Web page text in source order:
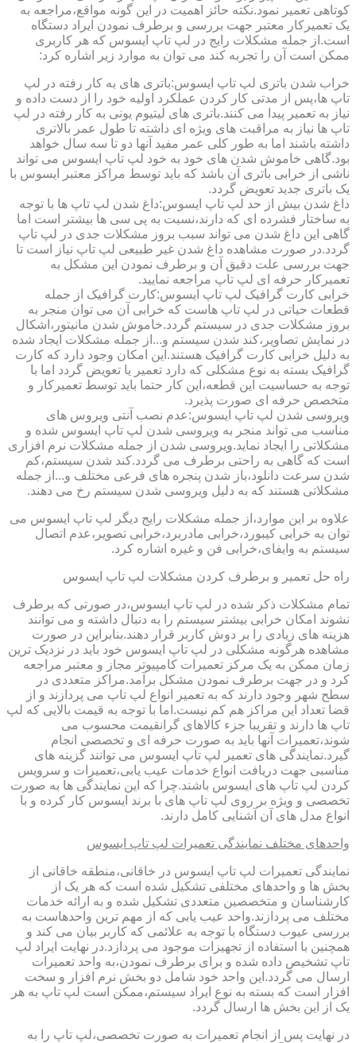
کوتاهی تعمیر نمود.نکته حائز اهمیت در این گونه مواقع،مراجعه به
یک تعمیرکار معتبر جهت بررسی و برطرف نمودن ایراد دستگاه
است.از جمله مشکلات رایج در لپ تاپ ایسوس که هر کاربری
ممکن است آن را تجربه کند می توان به موارد زیر اشاره کرد:
خراب شدن باتری لپ تاپ ایسوس:باتری های به کار رفته در لپ
تاپ ها،پس از مدتی کار کردن عملکرد اولیه خود را از دست داده و
نیاز به تعمیر پیدا می کنند.باتری های لیتیوم یونی به کار رفته در لپ
تاپ ها نیاز به مراقبت های ویژه ای داشته تا طول عمر بالاتری
داشته باشند اما به طور کلی عمر مفید آنها دو تا سه سال خواهد
بود.گاهی خاموش شدن های خود به خود لپ تاپ ایسوس می تواند
ناشی از خرابی باتری آن باشد که باید توسط مراکز معتبر ایسوس با
یک باتری جدید تعویض گردد.
داغ شدن بیش از حد لپ تاپ ایسوس:داغ شدن لپ تاپ ها با توجه
به ساختار فشرده ای که دارند،نسبت به پی سی ها بیشتر است اما
گاهی این داغ شدن می تواند سبب بروز مشکلات جدی در لپ تاپ
گردد.در صورت مشاهده داغ شدن غیر طبیعی لپ تاپ نیاز است تا
جهت بررسی علت دقیق آن و برطرف نمودن این مشکل به
تعمیرکار حرفه ای لپ تاپ مراجعه نمایید.
خرابی کارت گرافیک لپ تاپ ایسوس:کارت گرافیک از جمله
قطعات حیاتی در لپ تاپ هاست که خرابی آن می توان منجر به
بروز مشکلات جدی در سیستم گردد.خاموش شدن مانیتور،اشکال
در نمایش تصاویر،کند شدن سیستم و...از جمله مشکلات ایجاد شده
به دلیل خرابی کارت گرافیک هستند.این امکان وجود دارد که کارت
گرافیک بسته به نوع مشکلی که دارد تعمیر یا تعویض گردد اما با
توجه به حساسیت این قطعه،این کار حتما باید توسط تعمیرکار و
متخصص حرفه ای صورت پذیرد.
ویروسی شدن لپ تاپ ایسوس:عدم نصب آنتی ویروس های
مناسب می تواند منجر به ویروسی شدن لپ تاپ ایسوس شده و
مشکلاتی را ایجاد نماید.ویروسی شدن از جمله مشکلات نرم افزاری
است که گاهی به راحتی برطرف می گردد.کند شدن سیستم،کم
شدن سرعت دانلود،باز شدن پنجره های فرعی مختلف و...از جمله
مشکلاتی هستند که به دلیل ویروسی شدن سیستم رخ می دهند.
علاوه بر این موارد،از جمله مشکلات رایج دیگر لپ تاپ ایسوس می
توان به خرابی کیبورد،خرابی مادربرد،خرابی تصویر،عدم اتصال
سیستم به وایفای،خرابی فن و غیره اشاره کرد.
راه حل تعمیر و برطرف کردن مشکلات لپ تاپ ایسوس
تمام مشکلات ذکر شده در لپ تاپ ایسوس،در صورتی که برطرف
نشوند امکان خرابی بیشتر سیستم را به دنبال داشته و می توانند
هزینه های زیادی را بر دوش کاربر قرار دهند.بنابراین در صورت
مشاهده هرگونه مشکلی در لپ تاپ ایسوس خود باید در نزدیک ترین
زمان ممکن به یک مرکز تعمیرات کامپیوتر مجاز و معتبر مراجعه
کرد و در جهت برطرف نمودن مشکل برآمد.مراکز متعددی در
سطح شهر وجود دارند که به تعمیر انواع لپ تاپ می پردازند و از
قضا تعداد این مراکز هم کم نیست.اما با توجه به قیمت بالایی که لپ
تاپ ها دارند و تقریبا جزء کالاهای گرانقیمت محسوب می
شوند،تعمیرات آنها باید به صورت حرفه ای و تخصصی انجام
گیرد.نمایندگی های تعمیر لپ تاپ ایسوس می توانند گزینه های
مناسبی جهت دریافت انواع خدمات عیب یابی،تعمیرات و سرویس
کردن لپ تاپ های ایسوس باشند.چرا که این نمایندگی ها به صورت
تخصصی و ویژه بر روی لپ تاپ های با برند ایسوس کار کرده و با
انواع مدل های آن آشنایی کامل دارند.
واحدهای مختلف نمایندگی تعمیرات لپ تاپ ایسوس
نمایندگی تعمیرات لپ تاپ ایسوس در خاقانی،منطقه خاقانی از
بخش ها و واحدهای مختلفی تشکیل شده است که هر یک از
کارشناسان و متخصصین متعددی تشکیل شده و به ارائه خدمات
مختلف می پردازند.واحد عیب یابی که از مهم ترین واحدهاست به
بررسی عیوب دستگاه با توجه به علائمی که کاربر بیان می کند و
همچنین با استفاده از تجهیزات موجود می پردازد.در نهایت ایراد لپ
تاپ تشخیص داده شده و برای برطرف نمودن،به واحد تعمیرات
ارسال می گردد.این واحد خود شامل دو بخش نرم افزار و سخت
افزار است که بسته به نوع ایراد سیستم،ممکن است لپ تاپ به هر
یک از این بخش ها ارسال گردد.
در نهایت پس از انجام تعمیرات به صورت تخصصی،لپ تاپ را به